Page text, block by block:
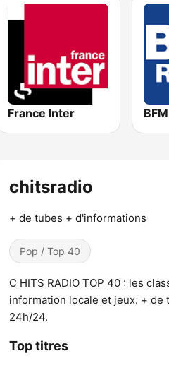
France Inter
chitsradio
+ de tubes + d'informations
Pop / Top 40
C HITS RADIO TOP 40 : les
information locale et jeux. +
24h/24.
Top titres